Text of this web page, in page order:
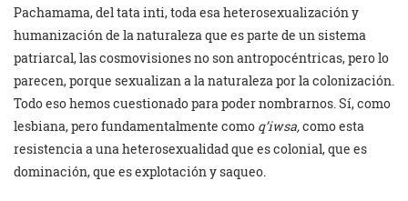
Pachamama, del tata inti, toda esa heterosexualización y
humanización de la naturaleza que es parte de un sistema
patriarcal, las cosmovisiones no son antropocéntricas, pero lo
parecen, porque sexualizan a la naturaleza por la colonización.
Todo eso hemos cuestionado para poder nombrarnos. Sí, como
lesbiana, pero fundamentalmente como q’iwsa,como esta
resistencia a una heterosexualidad que es colonial, que es
dominación, que es explotación y saqueo.